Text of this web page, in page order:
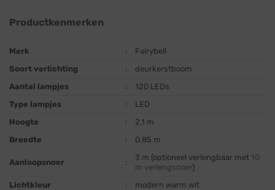
Productkenmerken
Merk :
Fairybell
Soort verlichting
:
deurkerstboom
Aantal lampjes
:
120 LEDs
Type lampjes
:
LED
Hoogte
:
2,1 m
Breedte
: 0,85 m
Aanloopsnoer :
3 m (optioneel verlengbaar met 10
m verlengsnoer)
Lichtkleur
:
modern warm wit